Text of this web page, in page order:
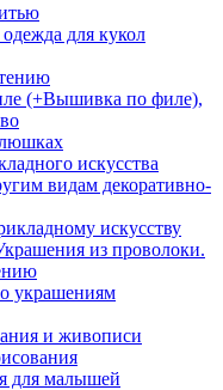
для кукол
(+Вышивка по филе),
искусства
видам декоративно-
искусству
из проволоки.
украшениям
и живописи
для малышей